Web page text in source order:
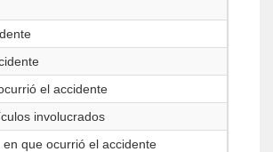
el accidente
involucrados
en que ocurrió el accidente